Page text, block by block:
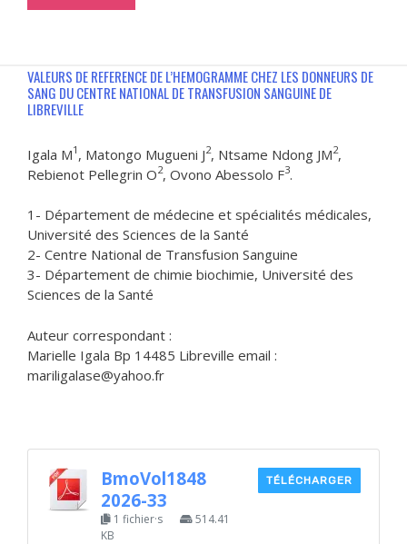
VALEURS DE REFERENCE DE L’HEMOGRAMME CHEZ LES DONNEURS DE
SANG DU CENTRE NATIONAL DE TRANSFUSION SANGUINE DE
LIBREVILLE
Igala M1 , Matongo Mugueni J2, Ntsame Ndong JM2,
Rebienot Pellegrin O2, Ovono Abessolo F3.
1- Département de médecine et spécialités médicales,
Université des Sciences de la Santé
2- Centre National de Transfusion Sanguine
3- Département de chimie biochimie, Université des
Sciences de la Santé
Auteur correspondant :
Marielle Igala Bp 14485 Libreville email :
mariligalase@yahoo.fr
BmoVol1848
2026-33
1 fichier·s
514.41
KB
TÉLÉCHARGER